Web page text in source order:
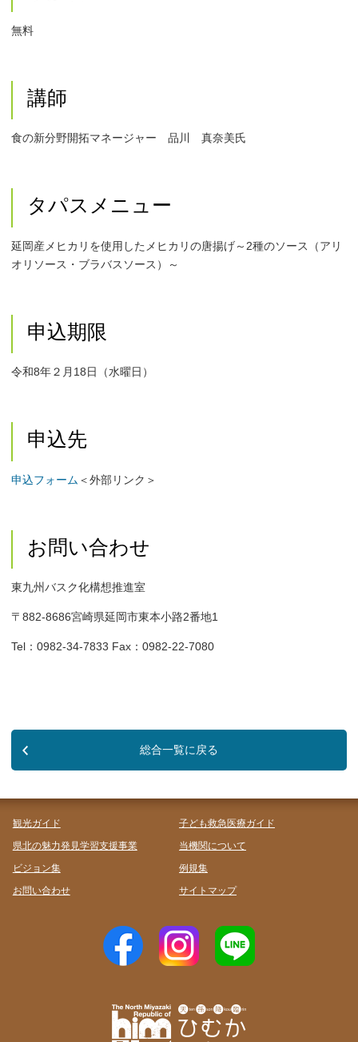
無料
講師
食の新分野開拓マネージャー 品川 真奈美氏
タパスメニュー
延岡産メヒカリを使用したメヒカリの唐揚げ～2種のソース（アリ
オリソース・ブラバスソース）～
申込期限
令和8年２月18日（水曜日）
申込先
申込フォーム ＜外部リンク＞
お問い合わせ
東九州バスク化構想推進室
〒882-8686宮崎県延岡市東本小路2番地1
Tel：0982-34-7833 Fax：0982-22-7080
総合一覧に戻る
観光ガイド
子ども救急医療ガイド
県北の魅力発見学習支援事業
当機関について
ビジョン集
例規集
お問い合わせ
サイトマップ